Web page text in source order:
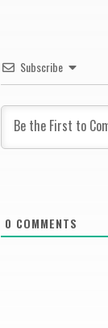
Subscribe
0 COMMENTS